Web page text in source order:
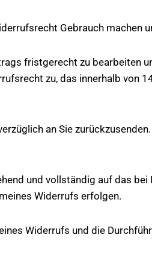
Gebrauch machen
fristgerecht zu
zu, das innerhalb von
an Sie
und vollständig auf das
Widerrufs erfolgen.
Widerrufs und die